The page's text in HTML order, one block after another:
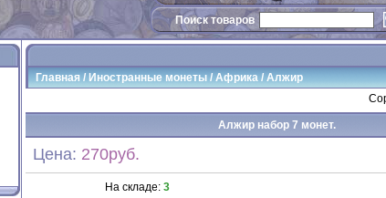
Поиск товаров
Главная / Иностранные монеты/Африка/Алжир
Алжир набор 7 монет.
Цена: 270руб.
На складе: 3